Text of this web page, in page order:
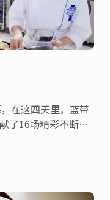
在这四天里，蓝带
了16场精彩不断，